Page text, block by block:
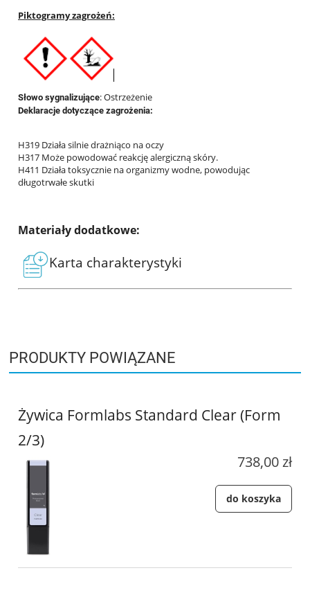
Piktogramy zagrożeń:
Słowo sygnalizujące: Ostrzeżenie
Deklaracje dotyczące zagrożenia:
H319 Działa silnie drażniąco na oczy
H317 Może powodować reakcję alergiczną skóry.
H411 Działa toksycznie na organizmy wodne, powodując
długotrwałe skutki
Materiały dodatkowe:
Karta charakterystyki
PRODUKTY POWIĄZANE
Żywica Formlabs Standard Clear (Form
2/3)
738,00 zł
do koszyka